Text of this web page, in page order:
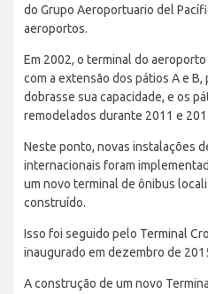
do Grupo Aeroportuario del
aeroportos.
Em 2002, o terminal do
com a extensão dos pátios A e
dobrasse sua capacidade, e os
remodelados durante 2011 e
Neste ponto, novas instalações
internacionais foram
um novo terminal de ônibus
construído.
Isso foi seguido pelo Terminal
inaugurado em dezembro de
A construção de um novo